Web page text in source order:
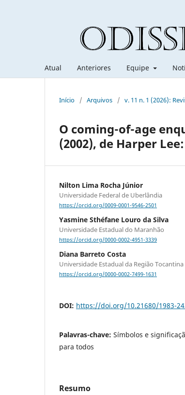
Atual Anteriores Equipe
Início / Arquivos / v. 11 n. 1 (2026):
O coming-of-age
(2002), de Harper
Nilton Lima Rocha Júnior
Universidade Federal de Uberlândia
https://orcid.org/0009-0001-9546-2501
Yasmine Sthéfane Louro da Silva
Universidade Estadual do Maranhão
https://orcid.org/0000-0002-4951-3339
Diana Barreto Costa
Universidade Estadual da Região
https://orcid.org/0000-0002-7499-1631
DOI: https://doi.org/10.21680/1983-
Palavras-chave: Símbolos e
para todos
Resumo